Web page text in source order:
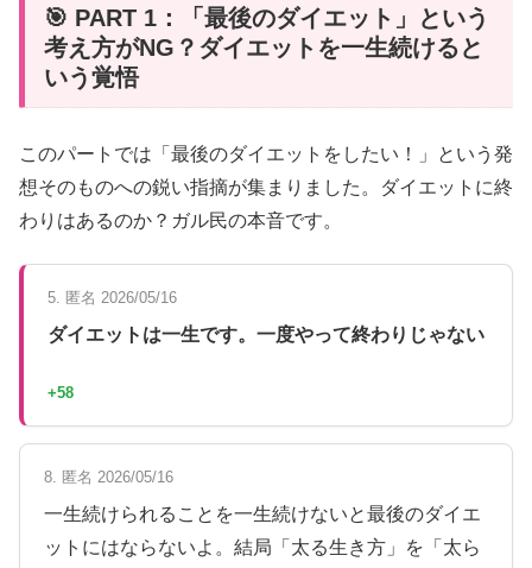
🎯 PART 1：「最後のダイエット」という
考え方がNG？ダイエットを一生続けると
いう覚悟
このパートでは「最後のダイエットをしたい！」という発
想そのものへの鋭い指摘が集まりました。ダイエットに終
わりはあるのか？ガル民の本音です。
5. 匿名 2026/05/16
ダイエットは一生です。一度やって終わりじゃない
+58
8. 匿名 2026/05/16
一生続けられることを一生続けないと最後のダイエ
ットにはならないよ。結局「太る生き方」を「太ら